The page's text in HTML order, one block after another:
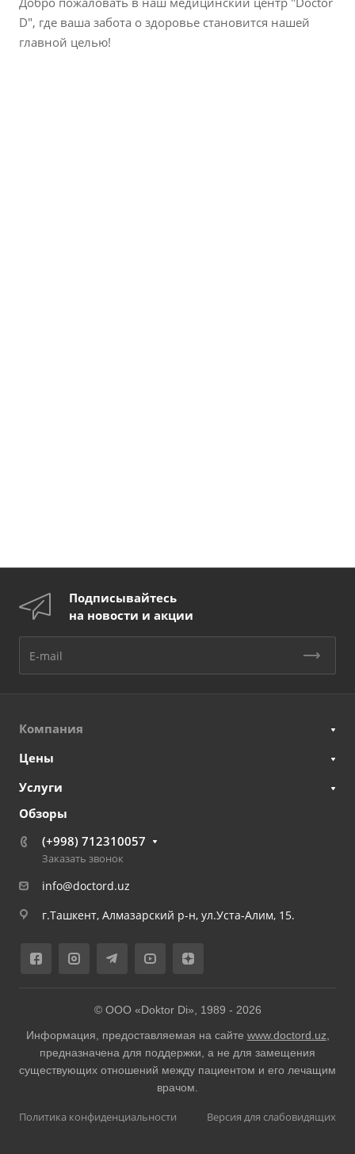
D", где ваша забота о здоровье становится нашей
главной целью!
Подписывайтесь
на новости и акции
Компания
Цены
Услуги
Обзоры
(+998) 712310057
Заказать звонок
info@doctord.uz
г.Ташкент, Алмазарский р-н, ул.Уста-Алим, 15.
© ООО «Doktor Di», 1989 - 2026
Информация, предоставляемая на сайте www.doctord.uz
предназначена для поддержки, а не для замещения
существующих отношений между пациентом и его лечащим
врачом.
Политика конфиденциальности Версия для слабовидящих